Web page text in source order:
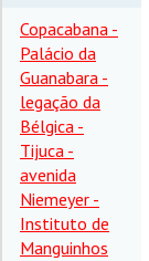
Copacabana -
Palácio da
Guanabara -
legação da
Bélgica -
Tijuca -
avenida
Niemeyer -
Instituto de
Manguinhos